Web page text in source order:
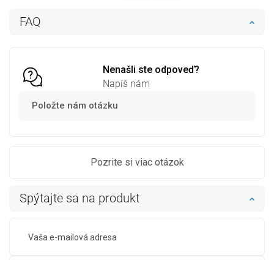
FAQ
Nenašli ste odpoveď?
Napíš nám
Položte nám otázku
Pozrite si viac otázok
Spýtajte sa na produkt